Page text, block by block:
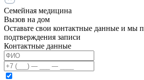
Семейная медицина
Вызов на дом
Оставьте свои контактные данные и мы
подтверждения записи
Контактные данные